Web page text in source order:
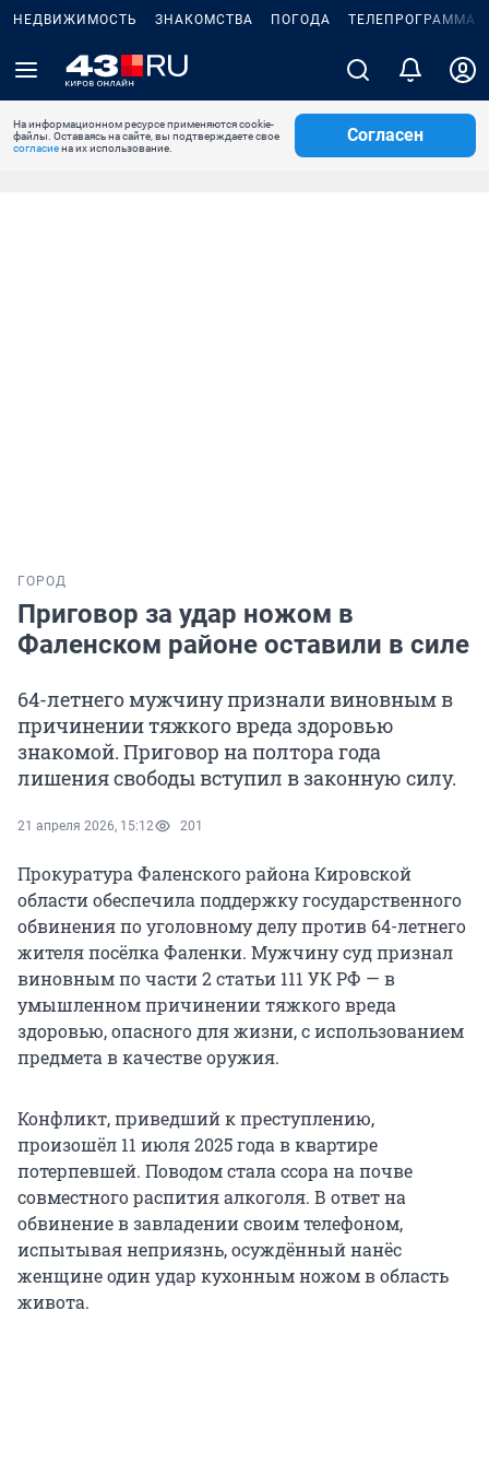
НЕДВИЖИМОСТЬ ЗНАКОМСТВА ПОГОДА ТЕЛЕПРОГРАММА
На информационном ресурсе применяются cookie-
файлы. Оставаясь на сайте, вы подтверждаете свое
согласиена их использование.
Согласен
ГОРОД
Приговор за удар ножом в
Фаленском районе оставили в силе
64-летнего мужчину признали виновным в
причинении тяжкого вреда здоровью
знакомой. Приговор на полтора года
лишения свободы вступил в законную силу.
21 апреля 2026, 15:12 201
Прокуратура Фаленского района Кировской
области обеспечила поддержку государственного
обвинения по уголовному делу против 64-летнего
жителя посёлка Фаленки. Мужчину суд признал
виновным по части 2 статьи 111 УК РФ — в
умышленном причинении тяжкого вреда
здоровью, опасного для жизни, с использованием
предмета в качестве оружия.
Конфликт, приведший к преступлению,
произошёл 11 июля 2025 года в квартире
потерпевшей. Поводом стала ссора на почве
совместного распития алкоголя. В ответ на
обвинение в завладении своим телефоном,
испытывая неприязнь, осуждённый нанёс
женщине один удар кухонным ножом в область
живота.